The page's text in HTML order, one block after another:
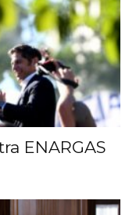
ENARGAS